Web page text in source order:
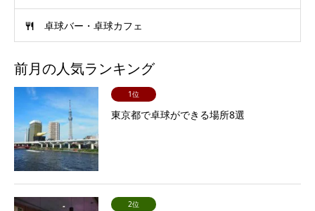
卓球バー・卓球カフェ
前月の人気ランキング
1位
東京都で卓球ができる場所8選
2位